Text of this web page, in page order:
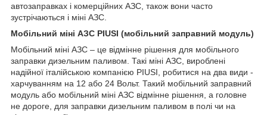
автозаправках і комерційних АЗС, також вони часто
зустрічаються і міні АЗС.
Мобільний міні АЗС PIUSI (мобільний заправний модуль)
Мобільний міні АЗС – це відмінне рішення для мобільного
заправки дизельним паливом. Такі міні АЗС, вироблені
надійної італійською компанією PIUSI, робитися на два види -
харчуванням на 12 або 24 Вольт. Такий мобільний заправний
модуль або мобільний міні АЗС відмінне рішення, а головне
не дороге, для заправки дизельним паливом в полі чи на